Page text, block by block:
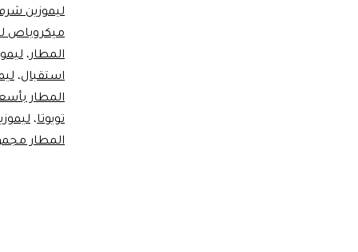
ايجار
/
ليموزين
ميكروباص
المطار،
استقبال،
المطار
تويوتا،
المطار